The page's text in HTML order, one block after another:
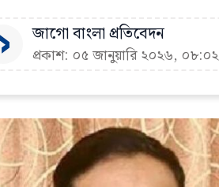
জাগো বাংলা প্রতিবেদন
প্রকাশ: ০৫ জানুয়ারি ২০২৬,